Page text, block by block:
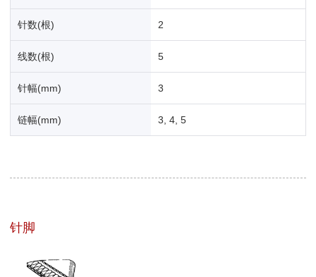
针数(根) 2
线数(根) 5
针幅(mm) 3
链幅(mm) 3, 4, 5
针脚